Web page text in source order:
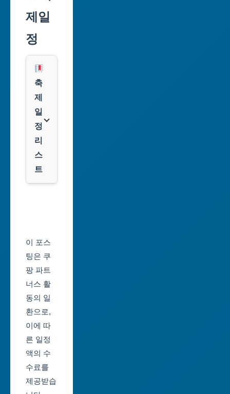
광
역
광
주
광
역
시
대
전
광
광
역
시
세
종
특
익
스
레
쿠
팡
클
룩
제일
정
축
제
일
정
리
스
트
일
정
부
산
제
대
이 포스
팅은 쿠
팡 파트
너스 활
동의 일
환으로,
이에 따
른 일정
액의 수
수료를
제공받습